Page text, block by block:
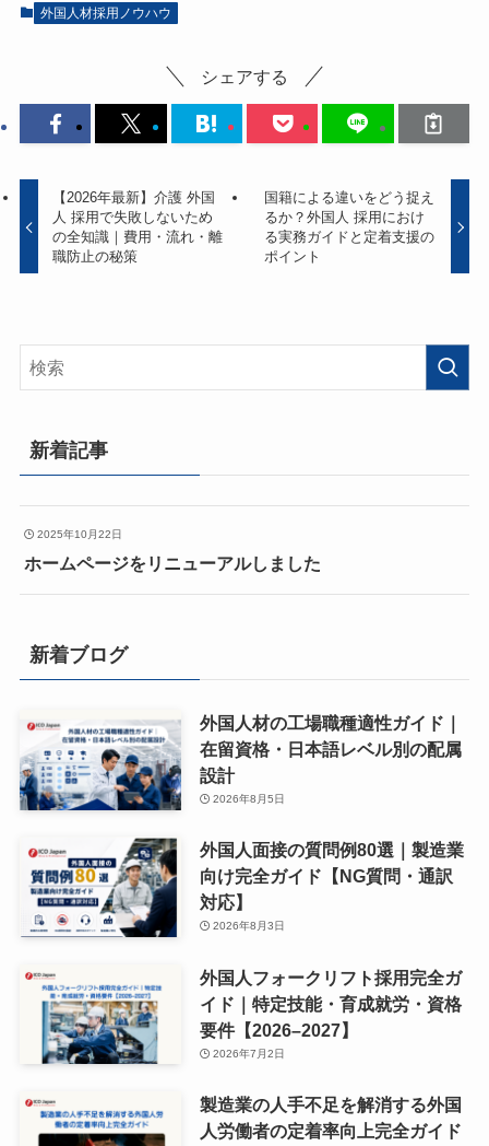
外国人材採用ノウハウ
シェアする
【2026年最新】介護 外国
人 採用で失敗しないため
の全知識｜費用・流れ・離
職防止の秘策
国籍による違いをどう捉え
るか？外国人 採用におけ
る実務ガイドと定着支援の
ポイント
新着記事
2025年10月22日
ホームページをリニューアルしました
新着ブログ
外国人材の工場職種適性ガイド｜
在留資格・日本語レベル別の配属
設計
2026年8月5日
外国人面接の質問例80選｜製造業
向け完全ガイド【NG質問・通訳
対応】
2026年8月3日
外国人フォークリフト採用完全ガ
イド｜特定技能・育成就労・資格
要件【2026–2027】
2026年7月2日
製造業の人手不足を解消する外国
人労働者の定着率向上完全ガイド